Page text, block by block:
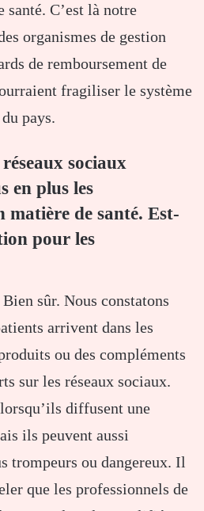
santé. C’est là notre
organismes de gestion
de remboursement de
fragiliser le système
pays.
sociaux
en plus les
matière de santé. Est-
pour les
Bien sûr. Nous constatons
arrivent dans les
ou des compléments
sur les réseaux sociaux.
diffusent une
ils peuvent aussi
trompeurs ou dangereux. Il
que les professionnels de